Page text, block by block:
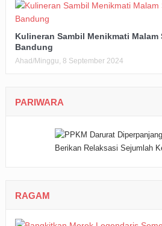
Kulineran Sambil Menikmati
Bandung
Ahad/Minggu, 8 September 2024
PARIWARA
RAGAM